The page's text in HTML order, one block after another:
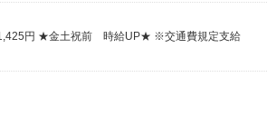
1,425円 ★金土祝前 時給UP★ ※交通費規定支給